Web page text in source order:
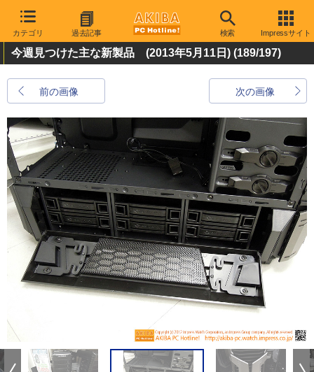
カテゴリ 過去記事 検索 Impressサイト
今週見つけた主な新製品 (2013年5月11日) (189/197)
前の画像 次の画像